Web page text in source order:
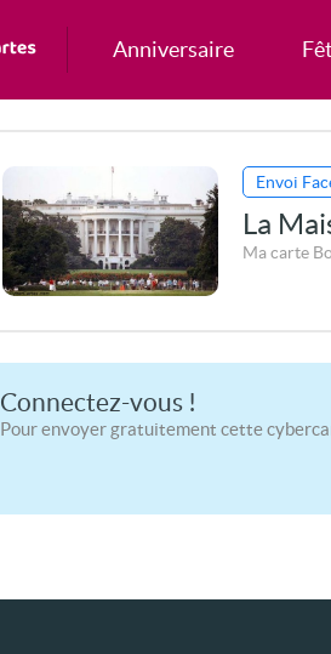
Anniversaire
Envoi
La
Ma carte
Connectez-vous !
Pour envoyer gratuitement cette